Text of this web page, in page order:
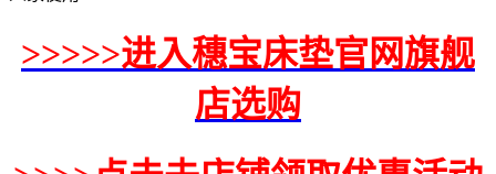
>>>>>进入穗宝床垫官网旗舰
店选购